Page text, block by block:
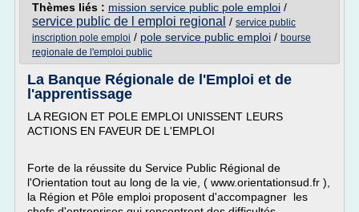
Thèmes liés : mission service public pole emploi /
service public de l emploi regional / service public
inscription pole emploi / pole service public emploi / bourse
regionale de l'emploi public
La Banque Régionale de l'Emploi et de
l'apprentissage
LA REGION ET POLE EMPLOI UNISSENT LEURS
ACTIONS EN FAVEUR DE L'EMPLOI
Forte de la réussite du Service Public Régional de
l'Orientation tout au long de la vie, ( www.orientationsud.fr ),
la Région et Pôle emploi proposent d'accompagner les